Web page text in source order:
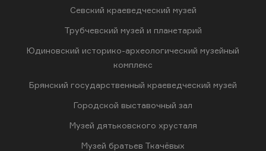
Севский краеведческий музей
Трубчевский музей и планетарий
Юдиновский историко-археологический музейный
комплекс
Брянский государственный краеведческий музей
Городской выставочный зал
Музей дятьковского хрусталя
Музей братьев Ткачёвых